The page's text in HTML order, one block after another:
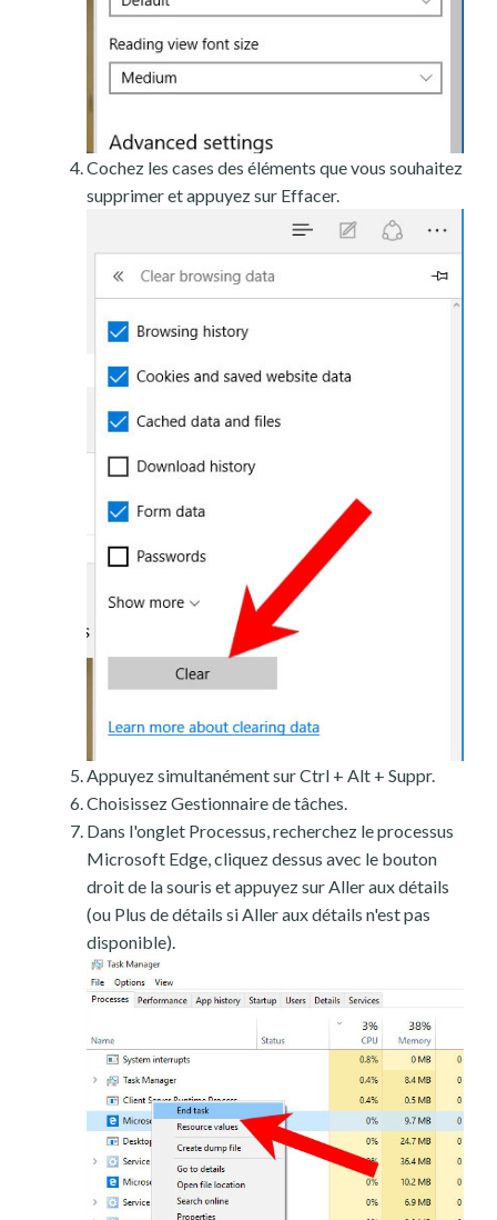
Cochez les cases des éléments que vous souhaitez
supprimer et appuyez sur Effacer.
Appuyez simultanément sur Ctrl + Alt + Suppr.
Choisissez Gestionnaire de tâches.
Dans l'onglet Processus, recherchez le processus
Microsoft Edge, cliquez dessus avec le bouton
droit de la souris et appuyez sur Aller aux détails
(ou Plus de détails si Aller aux détails n'est pas
disponible).